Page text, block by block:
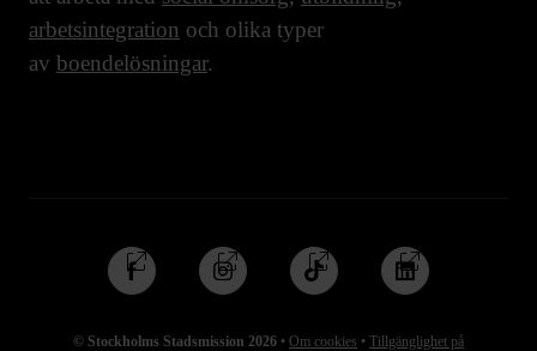
arbetsintegration och olika typer
av boendelösningar.
© Stockholms Stadsmission 2026 • Om cookies • Tillgänglighet på
Följ
oss
Följ
oss
Följ
oss
Följ
oss